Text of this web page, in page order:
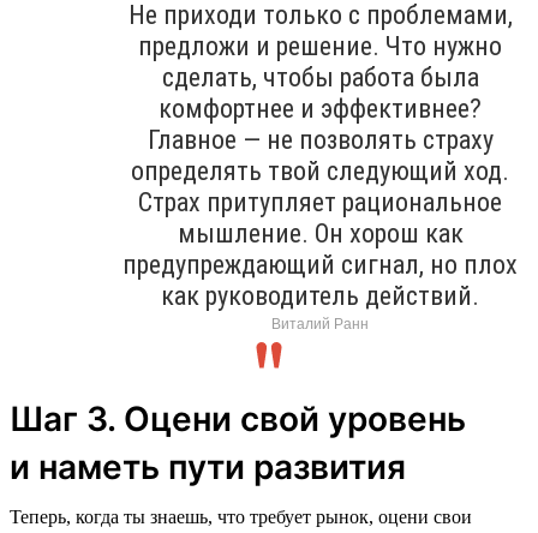
Не приходи только с проблемами,
предложи и решение. Что нужно
сделать, чтобы работа была
комфортнее и эффективнее?
Главное — не позволять страху
определять твой следующий ход.
Страх притупляет рациональное
мышление. Он хорош как
предупреждающий сигнал, но плох
как руководитель действий.
Виталий Ранн
Шаг 3. Оцени свой уровень
и наметь пути развития
Теперь, когда ты знаешь, что требует рынок, оцени свои